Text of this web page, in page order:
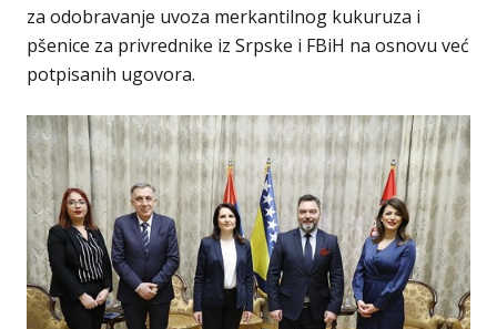
za odobravanje uvoza merkantilnog kukuruza i
pšenice za privrednike iz Srpske i FBiH na osnovu već
potpisanih ugovora.